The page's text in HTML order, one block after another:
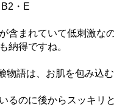
B2・E
含まれていて低刺激な
納得ですね。
物語は、お肌を包み込
るのに後からスッキリ